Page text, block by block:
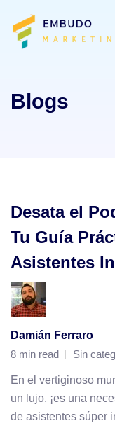
Blogs
Desata el
Tu Guía
Asistentes
Damián Ferraro
8 min read
Sin
En el vertiginoso
un lujo, ¡es una
de asistentes súper